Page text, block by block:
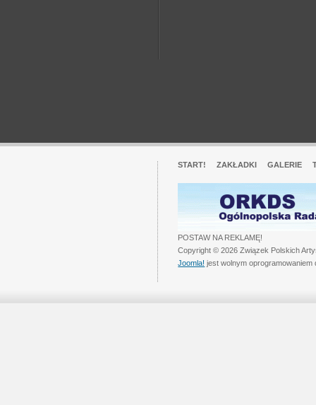
START! ZAKŁADKI GALERIE
POSTAW NA REKLAMĘ!
Copyright © 2026 Związek Polskich
Joomla! jest wolnym